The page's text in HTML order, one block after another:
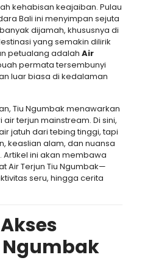
kehabisan keajaiban. Pulau
Bali ini menyimpan sejuta
dijamah, khususnya di
yang semakin dilirik
petualang adalah Air
permata tersembunyi
luar biasa di kedalaman
Tiu Ngumbak menawarkan
terjun mainstream. Di sini,
jatuh dari tebing tinggi, tapi
keaslian alam, dan nuansa
Artikel ini akan membawa
Air Terjun Tiu Ngumbak—
seru, hingga cerita
Ngumbak